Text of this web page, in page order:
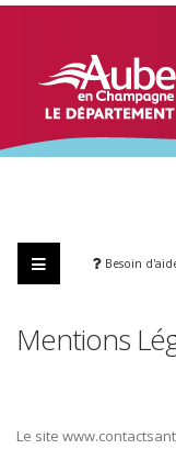
Besoin
Mentions
Le site